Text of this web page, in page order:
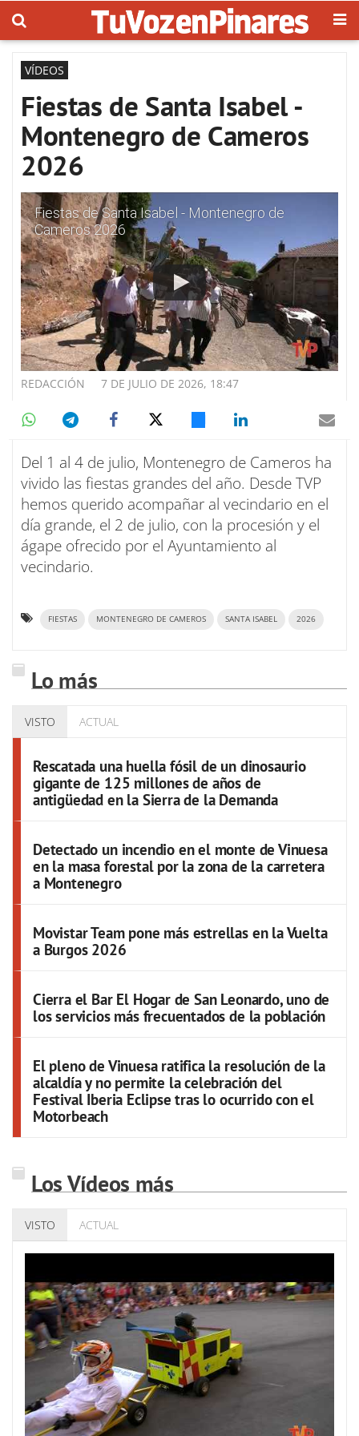
VÍDEOS
Fiestas de Santa Isabel -
Montenegro de Cameros
2026
Fiestas de Santa Isabel - Montenegro de
Cameros 2026
7 DE JULIO DE 2026, 18:47
REDACCIÓN
Del 1 al 4 de julio, Montenegro de Cameros ha
vivido las fiestas grandes del año. Desde TVP
hemos querido acompañar al vecindario en el
día grande, el 2 de julio, con la procesión y el
ágape ofrecido por el Ayuntamiento al
vecindario.
FIESTAS MONTENEGRO DE CAMEROS SANTA ISABEL 2026
Lo más
VISTO ACTUAL
Rescatada una huella fósil de un dinosaurio
gigante de 125 millones de años de
antigüedad en la Sierra de la Demanda
Detectado un incendio en el monte de Vinuesa
en la masa forestal por la zona de la carretera
a Montenegro
Movistar Team pone más estrellas en la Vuelta
a Burgos 2026
Cierra el Bar El Hogar de San Leonardo, uno de
los servicios más frecuentados de la población
El pleno de Vinuesa ratifica la resolución de la
alcaldía y no permite la celebración del
Festival Iberia Eclipse tras lo ocurrido con el
Motorbeach
Los Vídeos más
VISTO ACTUAL